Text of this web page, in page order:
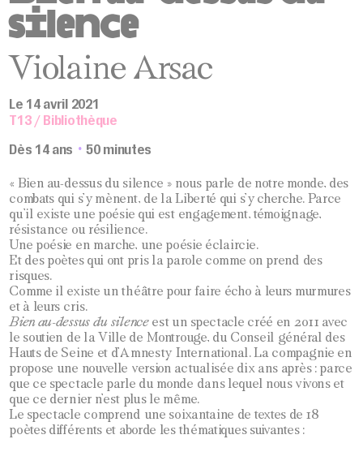
silence
Violaine Arsac
Le 14 avril 2021
T13 / Bibliothèque
Dès 14 ans
50 minutes
« Bien au-dessus du silence » nous parle de notre monde, des
combats qui s’y mènent, de la Liberté qui s’y cherche. Parce
qu’il existe une poésie qui est engagement, témoignage,
résistance ou résilience.
Une poésie en marche, une poésie éclaircie.
Et des poètes qui ont pris la parole comme on prend des
risques.
Comme il existe un théâtre pour faire écho à leurs murmures
et à leurs cris.
Bien au-dessus du silenceest un spectacle créé en 2011 avec
le soutien de la Ville de Montrouge, du Conseil général des
Hauts de Seine et d’Amnesty International. La compagnie en
propose une nouvelle version actualisée dix ans après : parce
que ce spectacle parle du monde dans lequel nous vivons et
que ce dernier n’est plus le même.
Le spectacle comprend une soixantaine de textes de 18
poètes différents et aborde les thématiques suivantes :